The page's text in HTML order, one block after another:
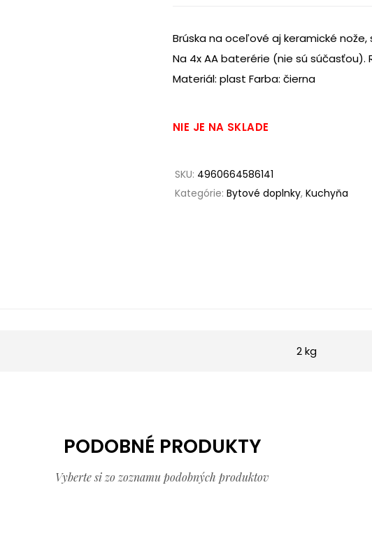
Brúska na oceľové aj keramické
Na 4x AA baterérie (nie sú súčasťou).
Materiál: plast Farba: čierna
NIE JE NA SKLADE
SKU: 4960664586141
Kategórie: Bytové doplnky, Kuchyňa
2 kg
PODOBNÉ PRODUKTY
Vyberte si zo zoznamu podobných produktov